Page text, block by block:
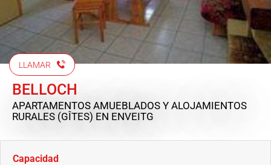
LLAMAR
BELLOCH
APARTAMENTOS AMUEBLADOS Y ALOJAMIENTOS
RURALES (GÎTES) EN ENVEITG
Capacidad